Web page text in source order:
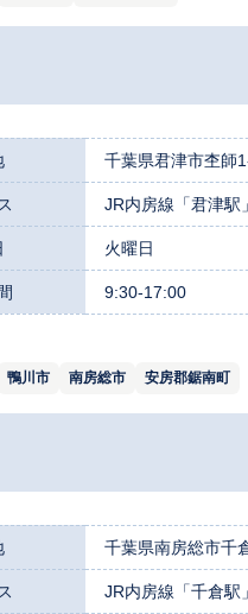
千葉県君津市杢師
JR内房線「君津駅
火曜日
9:30-17:00
鴨川市 南房総市 安房郡鋸南町
千葉県南房総市千
JR内房線「千倉駅